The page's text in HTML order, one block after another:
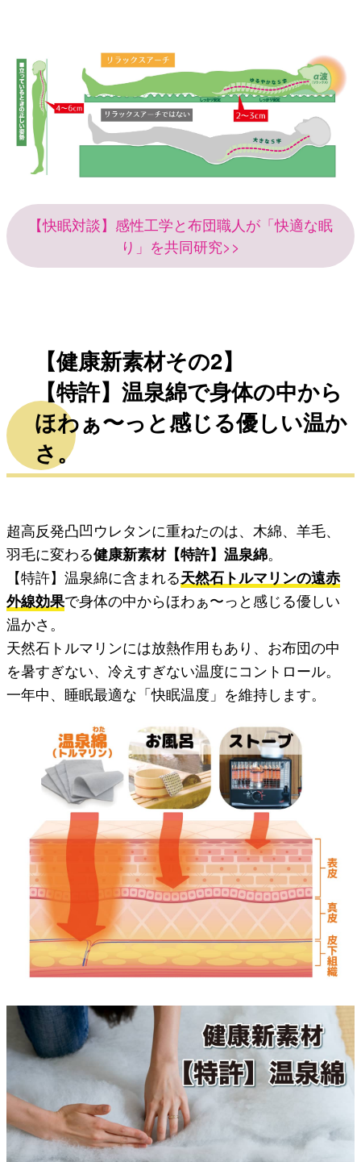
【快眠対談】感性工学と布団職人が「快適な眠
り」を共同研究>>
【健康新素材その2】
【特許】温泉綿で身体の中から
ほわぁ〜っと感じる優しい温か
さ。
超高反発凸凹ウレタンに重ねたのは、木綿、羊毛、
羽毛に変わる健康新素材【特許】温泉綿。
【特許】温泉綿に含まれる天然石トルマリンの遠赤
外線効果で身体の中からほわぁ〜っと感じる優しい
温かさ。
天然石トルマリンには放熱作用もあり、お布団の中
を暑すぎない、冷えすぎない温度にコントロール。
一年中、睡眠最適な「快眠温度」を維持します。